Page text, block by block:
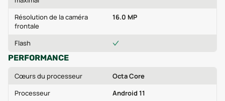
Résolution de la caméra
frontale
16.0 MP
Flash
PERFORMANCE
Cœurs du processeur
Octa Core
Processeur
Android 11